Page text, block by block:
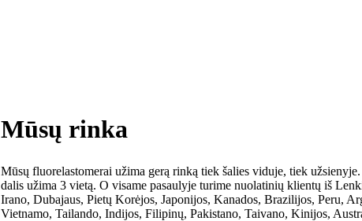
Mūsų rinka
Mūsų fluorelastomerai užima gerą rinką tiek šalies viduje, tiek
dalis užima 3 vietą. O visame pasaulyje turime nuolatinių klientų iš
Irano, Dubajaus, Pietų Korėjos, Japonijos, Kanados, Brazilijos, Peru,
Vietnamo, Tailando, Indijos, Filipinų, Pakistano, Taivano, Kinijos,